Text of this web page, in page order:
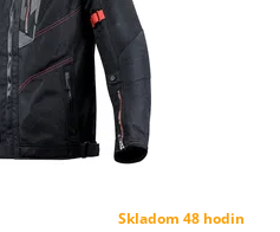
Skladom 48 hodin